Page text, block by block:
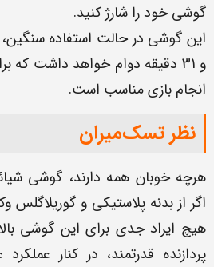
گوشی خود را شارژ کنید.
و 31 دقیقه دوام خواهد داشت که
انجام بازی مناسب است.
نظر تسک‌میران
اگر از بدنه پلاستیکی و
هیچ ایراد جدی برای این گوشی
پردازنده قدرتمند، در کنار